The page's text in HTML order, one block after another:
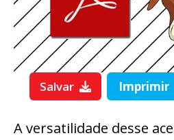
Salvar Imprimir
A versatilidade desse